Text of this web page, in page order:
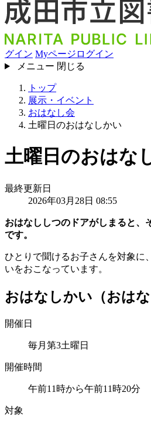
グイン Myページログイン
メニュー 閉じる
トップ
展示・イベント
おはなし会
土曜日のおはなしかい
土曜日のおはな
最終更新日
2026年03月28日 08:55
おはなししつのドアがしまると、
です。
ひとりで聞けるお子さんを対象に
いをおこなっています。
おはなしかい（おはな
開催日
毎月第3土曜日
開催時間
午前11時から午前11時20分
対象